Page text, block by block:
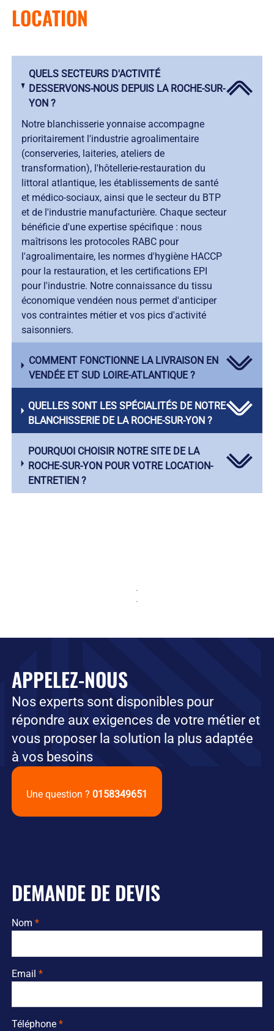
LOCATION
QUELS SECTEURS D'ACTIVITÉ
DESSERVONS-NOUS DEPUIS LA ROCHE-SUR-
YON ?
Notre blanchisserie yonnaise accompagne
prioritairement l'industrie agroalimentaire
(conserveries, laiteries, ateliers de
transformation), l'hôtellerie-restauration du
littoral atlantique, les établissements de santé
et médico-sociaux, ainsi que le secteur du BTP
et de l'industrie manufacturière. Chaque secteur
bénéficie d'une expertise spécifique : nous
maîtrisons les protocoles RABC pour
l'agroalimentaire, les normes d'hygiène HACCP
pour la restauration, et les certifications EPI
pour l'industrie. Notre connaissance du tissu
économique vendéen nous permet d'anticiper
vos contraintes métier et vos pics d'activité
saisonniers.
COMMENT FONCTIONNE LA LIVRAISON EN
VENDÉE ET SUD LOIRE-ATLANTIQUE ?
QUELLES SONT LES SPÉCIALITÉS DE NOTRE
BLANCHISSERIE DE LA ROCHE-SUR-YON ?
POURQUOI CHOISIR NOTRE SITE DE LA
ROCHE-SUR-YON POUR VOTRE LOCATION-
ENTRETIEN ?
APPELEZ-NOUS
Nos experts sont disponibles pour
répondre aux exigences de votre métier et
vous proposer la solution la plus adaptée
à vos besoins
Une question ? 0158349651
DEMANDE DE DEVIS
Nom
Email
Téléphone